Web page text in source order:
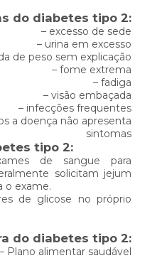
do diabetes tipo 2:
– excesso de sede
– urina em excesso
de peso sem explicação
– fome extrema
– fadiga
– visão embaçada
– infecções frequentes
a doença não apresenta
sintomas
tipo 2:
de sangue para
solicitam jejum
o exame.
de glicose no próprio
do diabetes tipo 2:
– Plano alimentar saudável